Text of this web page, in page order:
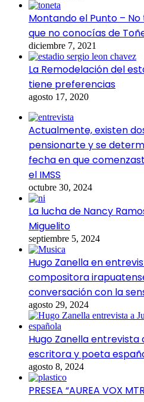
Montando el Punto –
que no conocías de
diciembre 7, 2021
La Remodelación del
tiene preferencias
agosto 17, 2020
Actualmente, existen
pensionarte y se
fecha en que
el IMSS
octubre 30, 2024
La lucha de Nancy
Miguelito
septiembre 5, 2024
Hugo Zanella en
compositora
conversación con la
agosto 29, 2024
Hugo Zanella entrevista
escritora y poeta
agosto 8, 2024
PRESEA “AUREA VOX